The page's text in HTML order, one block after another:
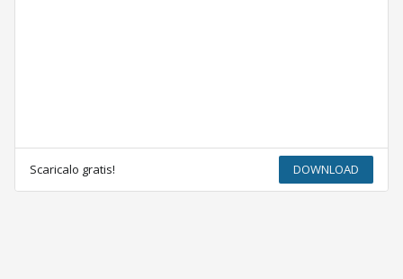
Scaricalo gratis! DOWNLOAD